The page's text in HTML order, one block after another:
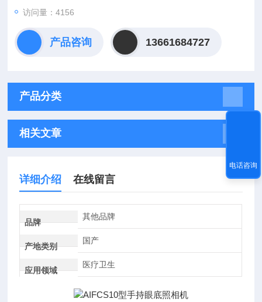
访问量：4156
产品咨询 13661684727
产品分类
相关文章
详细介绍 在线留言
品牌
其他品牌
产地类别
国产
应用领域
医疗卫生
电话咨询